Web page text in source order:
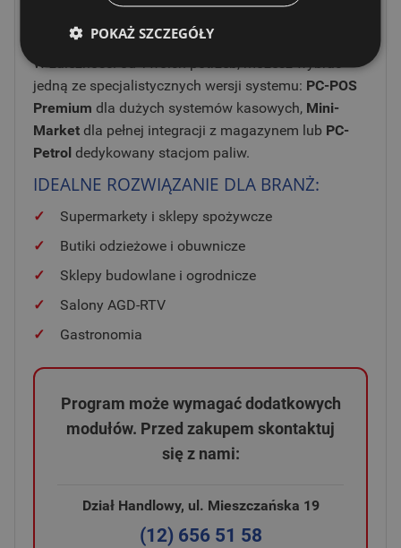
wystawianie faktur do paragonów czy obsługę
kodów ważonych.
W zależności od Twoich potrzeb, możesz wybrać
jedną ze specjalistycznych wersji systemu: PC-POS
Premium dla dużych systemów kasowych, Mini-
Market dla pełnej integracji z magazynem lub PC-
Petrol dedykowany stacjom paliw.
IDEALNE ROZWIĄZANIE DLA BRANŻ:
✓
Supermarkety i sklepy spożywcze
✓
Butiki odzieżowe i obuwnicze
✓
Sklepy budowlane i ogrodnicze
✓
Salony AGD-RTV
✓
Gastronomia
Program może wymagać dodatkowych
modułów. Przed zakupem skontaktuj
się z nami:
Dział Handlowy, ul. Mieszczańska 19
(12) 656 51 58
POKAŻ SZCZEGÓŁY